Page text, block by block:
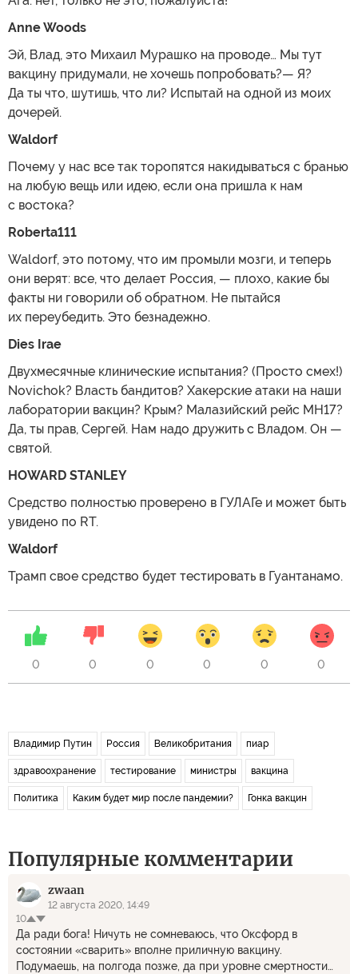
Anne Woods
Эй, Влад, это Михаил Мурашко на проводе… Мы тут
вакцину придумали, не хочешь попробовать?— Я?
Да ты что, шутишь, что ли? Испытай на одной из моих
дочерей.
Waldorf
Почему у нас все так торопятся накидываться с бранью
на любую вещь или идею, если она пришла к нам
с востока?
Roberta111
Waldorf, это потому, что им промыли мозги, и теперь
они верят: все, что делает Россия, — плохо, какие бы
факты ни говорили об обратном. Не пытайся
их переубедить. Это безнадежно.
Dies Irae
Двухмесячные клинические испытания? (Просто смех!)
Novichok? Власть бандитов? Хакерские атаки на наши
лаборатории вакцин? Крым? Малазийский рейс MH17?
Да, ты прав, Сергей. Нам надо дружить с Владом. Он —
святой.
HOWARD STANLEY
Средство полностью проверено в ГУЛАГе и может быть
увидено по RT.
Waldorf
Трамп свое средство будет тестировать в Гуантанамо.
0 0 0 0 0 0
Владимир Путин Россия Великобритания пиар
здравоохранение тестирование министры вакцина
Политика Каким будет мир после пандемии? Гонка вакцин
Популярные комментарии
zwaan
12 августа 2020, 14:49
10
Да ради бога! Ничуть не сомневаюсь, что Оксфорд в
состоянии «сварить» вполне приличную вакцину.
Подумаешь, на полгода позже, да при уровне смертности